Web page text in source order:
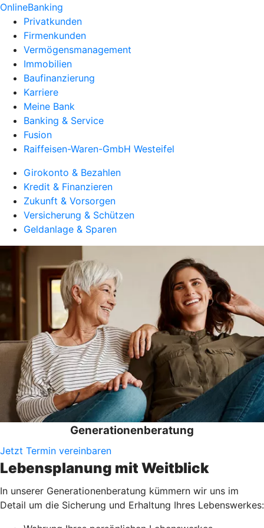
OnlineBanking
Privatkunden
Firmenkunden
Vermögensmanagement
Immobilien
Baufinanzierung
Karriere
Meine Bank
Banking & Service
Fusion
Raiffeisen-Waren-GmbH Westeifel
Girokonto & Bezahlen
Kredit & Finanzieren
Zukunft & Vorsorgen
Versicherung & Schützen
Geldanlage & Sparen
Generationenberatung
Jetzt Termin vereinbaren
Lebensplanung mit Weitblick
In unserer Generationenberatung kümmern wir uns im
Detail um die Sicherung und Erhaltung Ihres Lebenswerkes: